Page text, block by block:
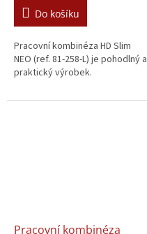
Do košíku
Pracovní kombinéza HD Slim
NEO (ref. 81-258-L) je pohodlný a
praktický výrobek.
Pracovní kombinéza